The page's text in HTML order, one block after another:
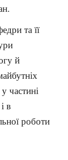
та її
й
частині
в
роботи